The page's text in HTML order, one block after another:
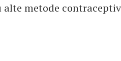
alte metode